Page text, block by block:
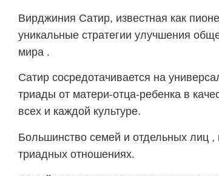
Вирджиния Сатир, известная как
уникальные стратегии улучшения
мира .
Сатир сосредотачивается на
триады от матери-отца-ребенка в
всех и каждой культуре.
Большинство семей и отдельных
триадных отношениях.